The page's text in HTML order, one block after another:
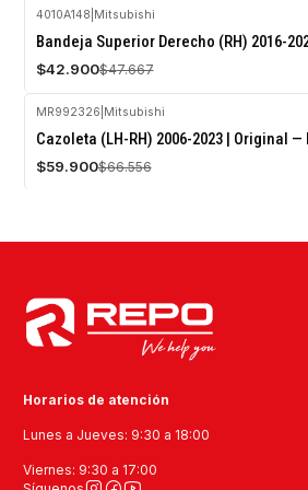
-10%
OFF
4010A148 Mitsubishi
Bandeja Superior Derecho (RH) 2016-
$42.900$47.667
-10%
OFF
MR992326 Mitsubishi
Cazoleta (LH-RH) 2006-2023 | Original —
$59.900$66.556
Horarios de atención
Lunes a Jueves: 9:30 a 18:00
Viernes: 9:30 a 17:00